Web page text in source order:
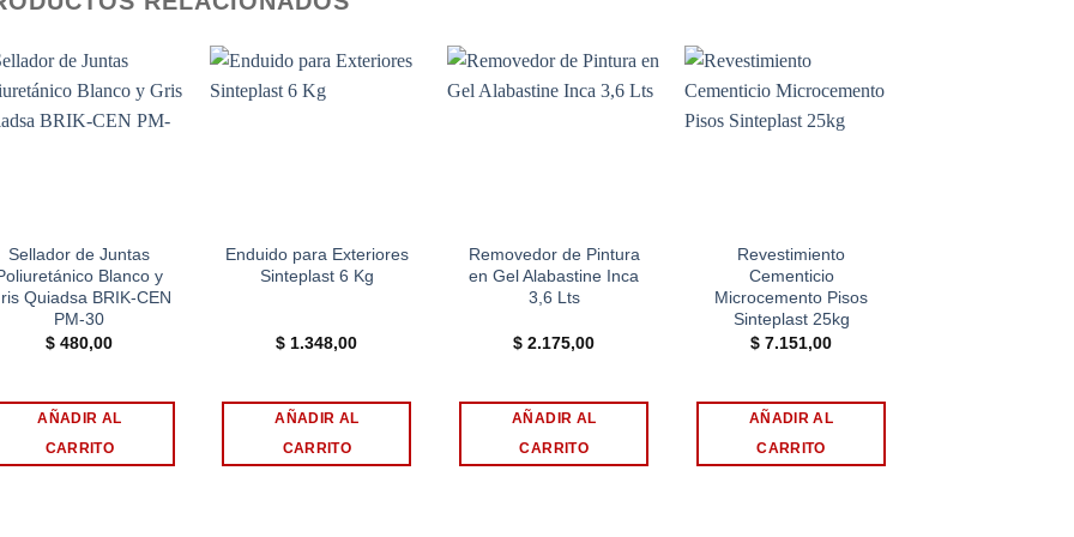
Add to
wishlist
Sellador de Juntas
Blanco y
Quiadsa BRIK-CEN
PM-30
$ 480,00
AÑADIR AL
CARRITO
Enduido para Exteriores
Sinteplast 6 Kg
$ 1.348,00
AÑADIR AL
CARRITO
Removedor de Pintura
en Gel Alabastine Inca
3,6 Lts
$ 2.175,00
AÑADIR AL
CARRITO
wishlist
Revestimiento
Cementicio
Microcemento Pisos
Sinteplast 25kg
$ 7.151,00
AÑADIR AL
CARRITO